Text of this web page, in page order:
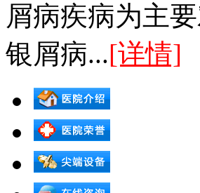
屑病疾病为主
银屑病...[详情]